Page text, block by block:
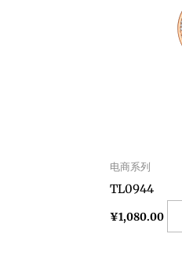
电商系列
TL0944
¥1,080.00